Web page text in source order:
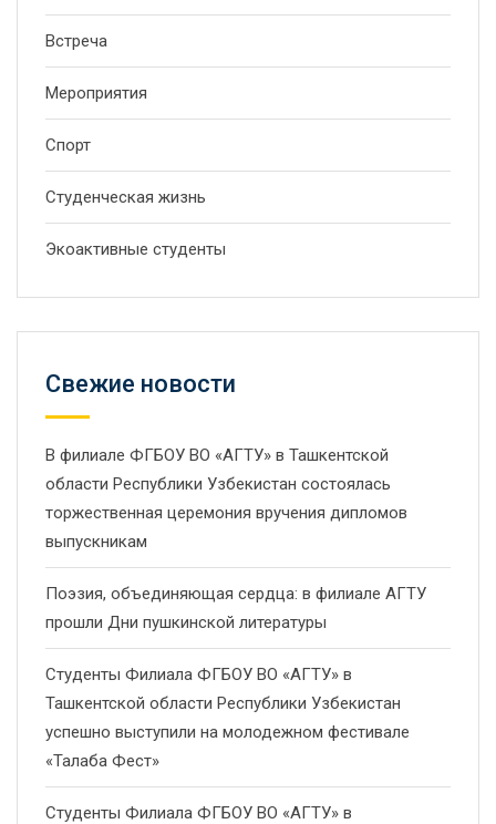
Встреча
Мероприятия
Спорт
Студенческая жизнь
Экоактивные студенты
Свежие новости
В филиале ФГБОУ ВО «АГТУ» в Ташкентской
области Республики Узбекистан состоялась
торжественная церемония вручения дипломов
выпускникам
Поэзия, объединяющая сердца: в филиале АГТУ
прошли Дни пушкинской литературы
Студенты Филиала ФГБОУ ВО «АГТУ» в
Ташкентской области Республики Узбекистан
успешно выступили на молодежном фестивале
«Талаба Фест»
Студенты Филиала ФГБОУ ВО «АГТУ» в